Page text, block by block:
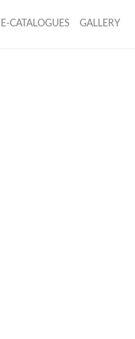
E-CATALOGUES GALLERY